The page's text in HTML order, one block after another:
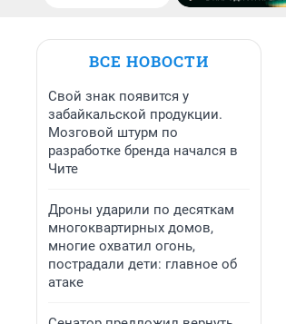
ВСЕ НОВОСТИ
Свой знак появится у
забайкальской продукции.
Мозговой штурм по
разработке бренда начался в
Чите
Дроны ударили по десяткам
многоквартирных домов,
многие охватил огонь,
пострадали дети: главное об
атаке